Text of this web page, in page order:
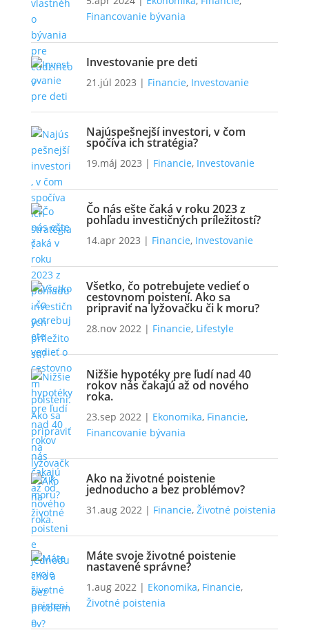
Financovanie bývania
Investovanie pre deti
21.júl 2023 | Financie, Investovanie
Najúspešnejší investori, v čom
spočíva ich stratégia?
19.máj 2023 | Financie, Investovanie
Čo nás ešte čaká v roku 2023 z
pohľadu investičných príležitostí?
14.apr 2023 | Financie, Investovanie
Všetko, čo potrebujete vedieť o
cestovnom poistení. Ako sa
pripraviť na lyžovačku či k moru?
28.nov 2022| Financie, Lifestyle
Nižšie hypotéky pre ľudí nad 40
rokov nás čakajú až od nového
roka.
23.sep 2022| Ekonomika, Financie,
Financovanie bývania
Ako na životné poistenie
jednoducho a bez problémov?
31.aug 2022| Financie, Životné poistenia
Máte svoje životné poistenie
nastavené správne?
1.aug 2022| Ekonomika, Financie,
Životné poistenia